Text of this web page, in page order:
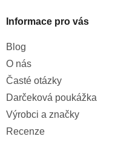
Informace pro vás
Blog
O nás
Časté otázky
Darčeková poukážka
Výrobci a značky
Recenze